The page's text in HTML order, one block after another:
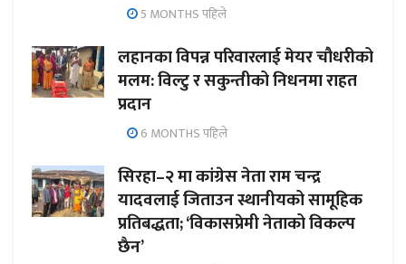
5 MONTHS पहिले
लहानका विपन्न परिवारलाई मेयर चौधरीको
मलम: विल्टु र सकुन्तीको निधनमा राहत
प्रदान
6 MONTHS पहिले
सिरहा–२ मा कांग्रेस नेता राम चन्द्र
यादवलाई जिताउन स्थानीयको सामूहिक
प्रतिबद्धता; ‘विकासप्रेमी नेताको विकल्प
छैन’